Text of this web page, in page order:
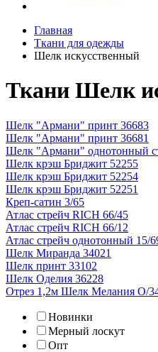
Главная
Ткани для одежды
Шелк искусственный
Ткани Шелк
Шелк "Армани" принт 36683
Шелк "Армани" принт 36681
Шелк "Армани" однотонный
Шелк крэш Бриджит 52255
Шелк крэш Бриджит 52254
Шелк крэш Бриджит 52251
Креп-сатин 3/65
Атлас стрейч RICH 66/45
Атлас стрейч RICH 66/12
Атлас стрейч однотонный 15/
Шелк Миранда 34021
Шелк принт 33102
Шелк Оделия 36228
Отрез 1,2м Шелк Мелания О/
Новинки
Мерный лоскут
Опт